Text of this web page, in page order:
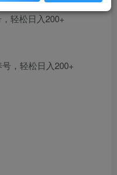
轻松日入200+